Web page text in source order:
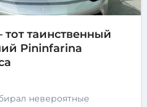
таинственный
Pininfarina